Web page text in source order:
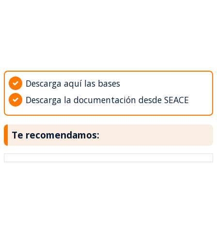
Descarga aquí las bases
Descarga la documentación desde SEACE
Te recomendamos: